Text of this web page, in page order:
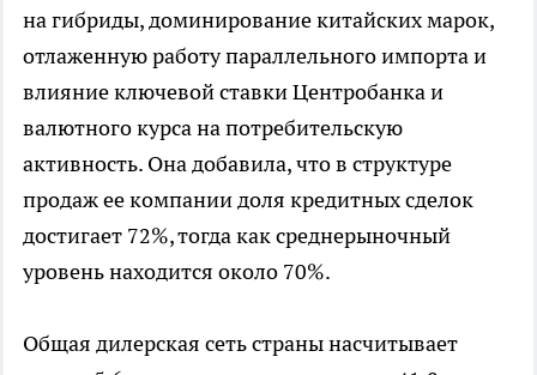
на гибриды, доминирование китайских марок,
отлаженную работу параллельного импорта и
влияние ключевой ставки Центробанка и
валютного курса на потребительскую
активность. Она добавила, что в структуре
продаж ее компании доля кредитных сделок
достигает 72%, тогда как среднерыночный
уровень находится около 70%.
Общая дилерская сеть страны насчитывает